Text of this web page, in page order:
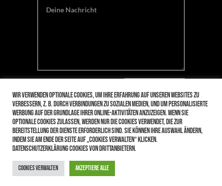
Copyright © 2021 | Restaurant La Lucania
Impressum|Datenschutz
Jetzt bestellen
Wir verwenden optionale Cookies, um Ihre Erfahrung auf unseren Websites zu
verbessern, z. B. durch Verbindungen zu sozialen Medien, und um personalisierte
Werbung auf der Grundlage Ihrer Online-Aktivitäten anzuzeigen. Wenn Sie
optionale Cookies zulassen, werden nur die Cookies verwendet, die zur
Bereitstellung der Dienste erforderlich sind. Sie können Ihre Auswahl ändern,
indem Sie am Ende der Seite auf „Cookies verwalten“ klicken.
Datenschutzerklärung Cookies von Drittanbietern.
Cookies verwalten Akzeptiere alle